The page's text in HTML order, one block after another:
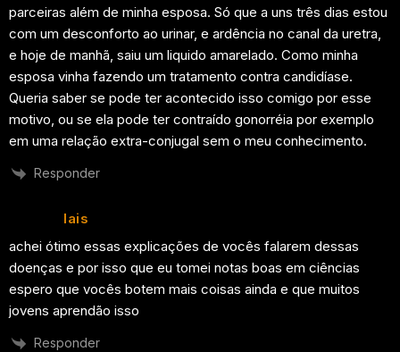
parceiras além de minha esposa. Só que a uns três dias estou
com um desconforto ao urinar, e ardência no canal da uretra,
e hoje de manhã, saiu um liquido amarelado. Como minha
esposa vinha fazendo um tratamento contra candidíase.
Queria saber se pode ter acontecido isso comigo por esse
motivo, ou se ela pode ter contraído gonorréia por exemplo
em uma relação extra-conjugal sem o meu conhecimento.
Responder
lais
achei ótimo essas explicações de vocês falarem dessas
doenças e por isso que eu tomei notas boas em ciências
espero que vocês botem mais coisas ainda e que muitos
jovens aprendão isso
Responder